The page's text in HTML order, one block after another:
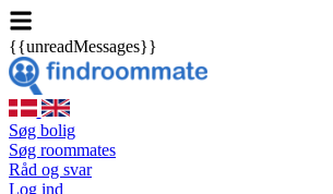
{{unreadMessages}}
Søg bolig
Søg roommates
Råd og svar
Log ind